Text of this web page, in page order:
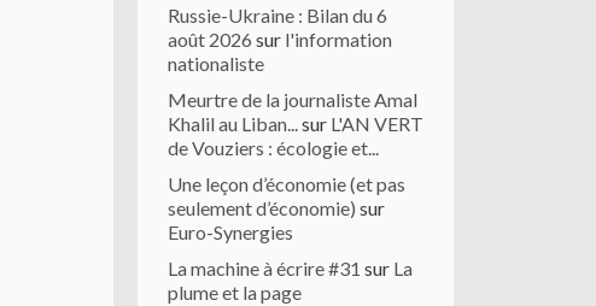
Russie-Ukraine : Bilan du 6
août 2026 sur l'information
nationaliste
Meurtre de la journaliste Amal
Khalil au Liban...sur L'AN VERT
de Vouziers : écologie et...
Une leçon d’économie (et pas
seulement d’économie) sur
Euro-Synergies
La machine à écrire #31 sur La
plume et la page